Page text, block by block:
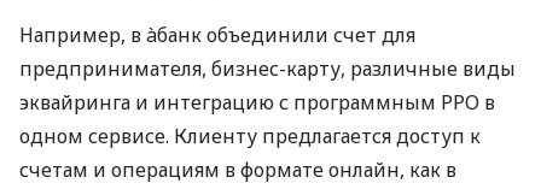
Например, в àбанк объединили счет для
предпринимателя, бизнес-карту, различные виды
эквайринга и интеграцию с программным РРО в
одном сервисе. Клиенту предлагается доступ к
счетам и операциям в формате онлайн, как в